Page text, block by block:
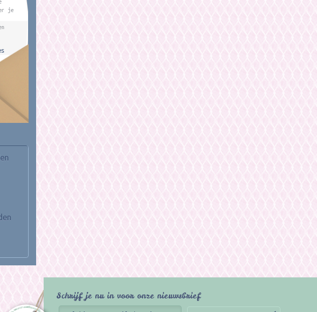
je
Schrijf je nu in voor onze nieuwsbrief